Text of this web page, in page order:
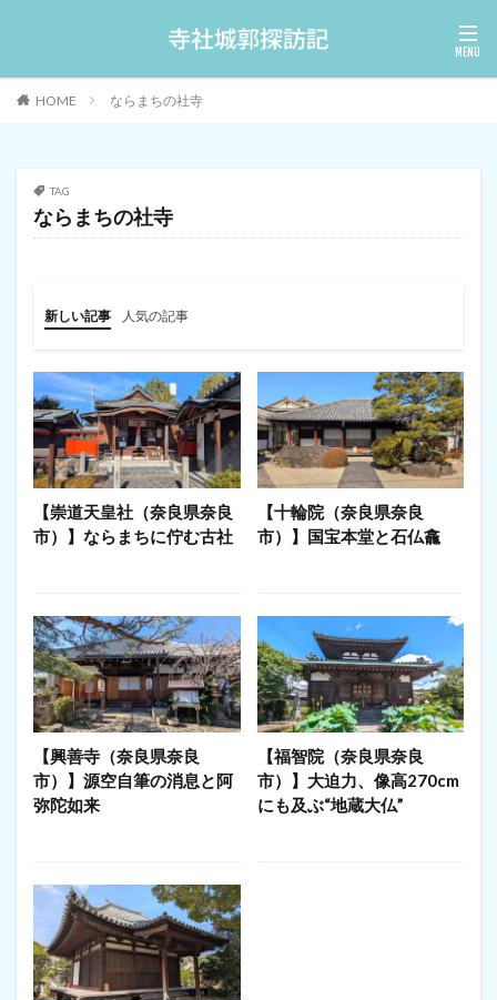
HOME ならまちの社寺
TAG
ならまちの社寺
新しい記事 人気の記事
【崇道天皇社（奈良県奈良
市）】ならまちに佇む古社
【十輪院（奈良県奈良
市）】国宝本堂と石仏龕
【興善寺（奈良県奈良
市）】源空自筆の消息と阿
弥陀如来
【福智院（奈良県奈良
市）】大迫力、像高270cm
にも及ぶ“地蔵大仏”